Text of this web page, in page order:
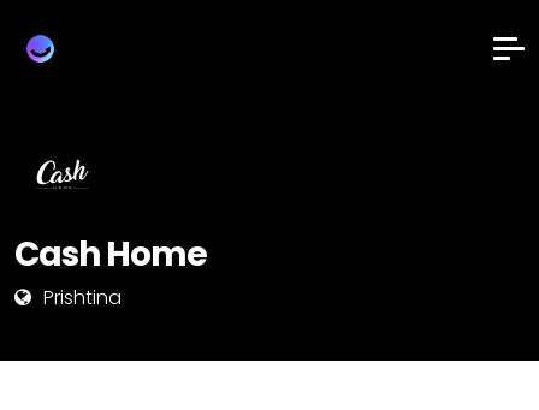
Cash Home
Prishtina